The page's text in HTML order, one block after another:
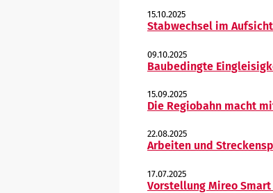
15.10.2025
Stabwechsel im
09.10.2025
Baubedingte
15.09.2025
Die Regiobahn macht
22.08.2025
Arbeiten und
17.07.2025
Vorstellung Mireo Smart